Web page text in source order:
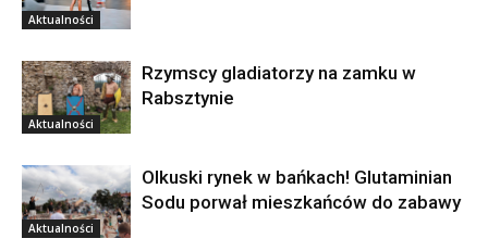
Aktualności
Aktualności
Rzymscy gladiatorzy na zamku w
Rabsztynie
Aktualności
Olkuski rynek w bańkach! Glutaminian
Sodu porwał mieszkańców do zabawy